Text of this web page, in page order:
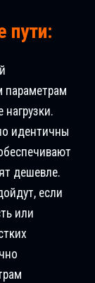
пути:
параметрам
нагрузки.
идентичны
дешевле.
если
или